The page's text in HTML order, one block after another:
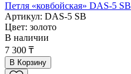
Петля «ковбойская» DAS-5 SB
Артикул: DAS-5 SB
Цвет: золото
В наличии
7 300 ₸
В Корзину